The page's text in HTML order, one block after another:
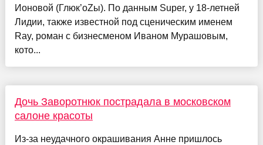
Ионовой (Глюк’oZы). По данным Super, у 18-летней
Лидии, также известной под сценическим именем
Ray, роман с бизнесменом Иваном Мурашовым,
кото...
Дочь Заворотнюк пострадала в московском
салоне красоты
Из-за неудачного окрашивания Анне пришлось